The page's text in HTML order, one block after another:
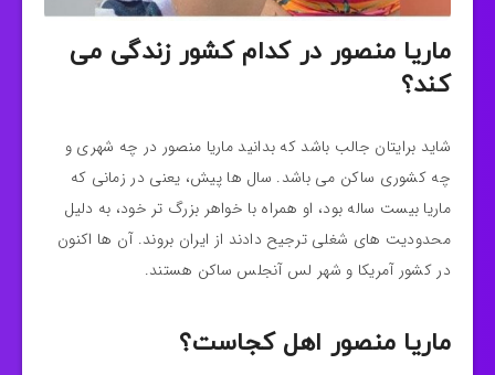
ماریا منصور در کدام کشور زندگی می
کند؟
شاید برایتان جالب باشد که بدانید ماریا منصور در چه شهری و
چه کشوری ساکن می باشد. سال ها پیش، یعنی در زمانی که
ماریا بیست ساله بود، او همراه با خواهر بزرگ تر خود، به دلیل
محدودیت های شغلی ترجیح دادند از ایران بروند. آن ها اکنون
در کشور آمریکا و شهر لس آنجلس ساکن هستند.
ماریا منصور اهل کجاست؟